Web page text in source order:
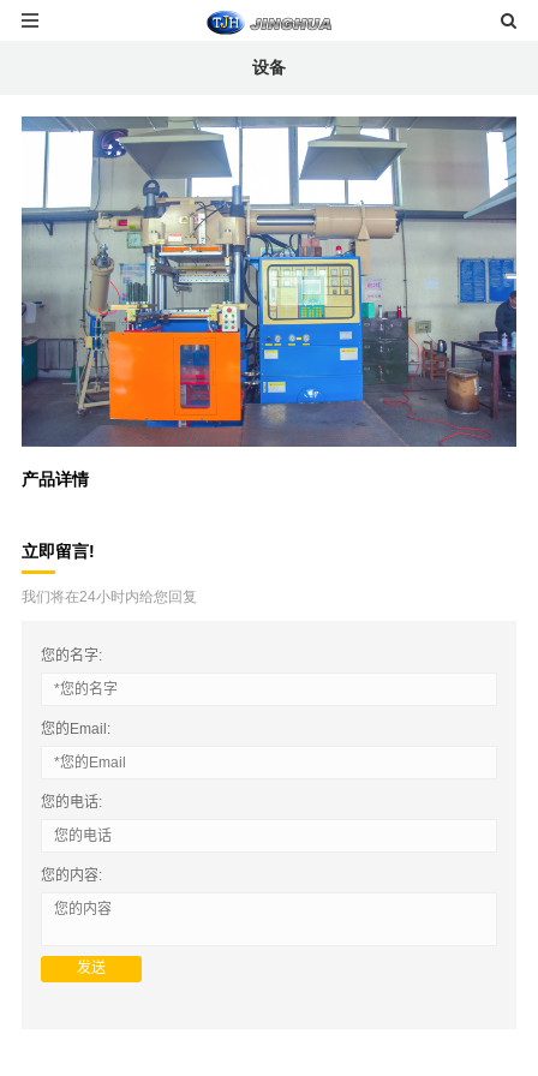
设备
产品详情
立即留言!
我们将在24小时内给您回复
您的名字:
您的Email:
您的电话:
您的内容: